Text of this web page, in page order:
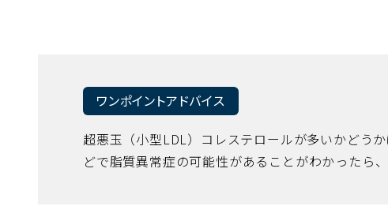
ワンポイントアドバイス
超悪玉（小型LDL）コレステロールが多いかどう
どで脂質異常症の可能性があることがわかったら